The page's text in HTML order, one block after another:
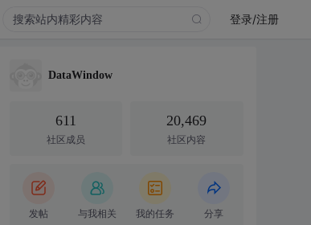
登录/注册
DataWindow
611
社区成员
20,469
社区内容
发帖 与我相关 我的任务 分享